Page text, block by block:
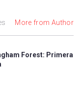
More from Author
Forest: Primera